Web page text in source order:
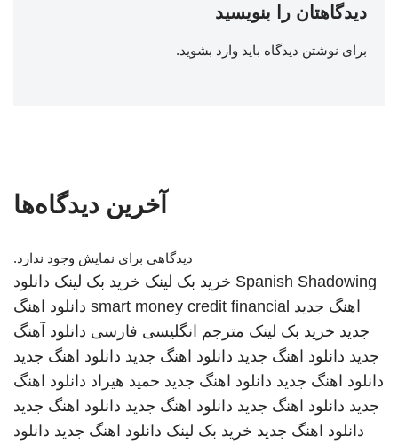
دیدگاهتان را بنویسید
برای نوشتن دیدگاه باید وارد بشوید.
آخرین دیدگاه‌ها
دیدگاهی برای نمایش وجود ندارد.
Spanish Shadowing خرید بک لینک خرید بک لینک دانلود
اهنگ جدید smart money credit financial دانلود اهنگ
جدید خرید بک لینک مترجم انگلیسی فارسی دانلود آهنگ
جدید دانلود اهنگ جدید دانلود اهنگ جدید دانلود اهنگ جدید
دانلود اهنگ جدید دانلود اهنگ جدید حمید هیراد دانلود اهنگ
جدید دانلود اهنگ جدید دانلود اهنگ جدید دانلود اهنگ جدید
دانلود اهنگ جدید خرید بک لینک دانلود اهنگ جدید دانلود